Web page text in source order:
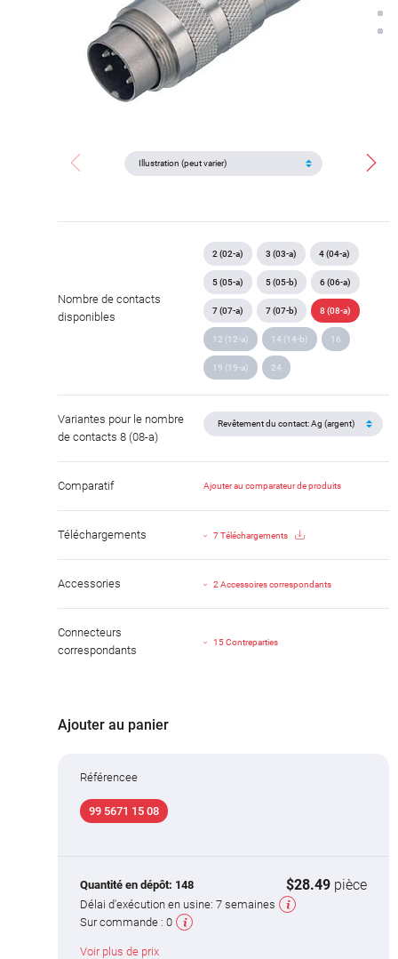
Nombre de contacts
disponibles
2 (02-a) 3 (03-a) 4 (04-a)
5 (05-a) 5 (05-b) 6 (06-a)
7 (07-a) 7 (07-b) 8 (08-a)
12 (12-a) 14 (14-b) 16
19 (19-a) 24
Variantes pour le nombre
de contacts 8 (08-a)
Comparatif Ajouter au comparateur de produits
Téléchargements 7 Téléchargements
Accessories 2 Accessoires correspondants
Connecteurs
correspondants
15 Contreparties
Ajouter au panier
Référencee
99 5671 15 08
Quantité en dépôt: 148 $28.49 pièce
Délai d'exécution en usine: 7 semaines
Sur commande : 0
Voir plus de prix